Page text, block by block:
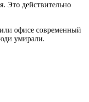
Это действительно
офисе современный
умирали.